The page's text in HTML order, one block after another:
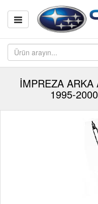
İMPREZA
1995-